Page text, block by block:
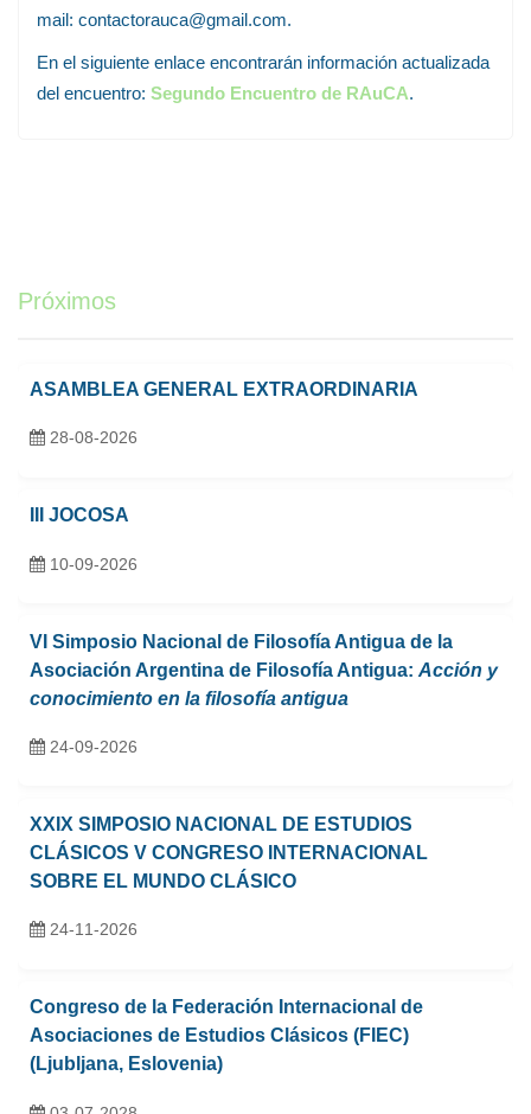
mail: contactorauca@gmail.com.
En el siguiente enlace encontrarán información actualizada
del encuentro: Segundo Encuentro de RAuCA.
Próximos
ASAMBLEA GENERAL EXTRAORDINARIA
28-08-2026
III JOCOSA
10-09-2026
VI Simposio Nacional de Filosofía Antigua de la
Asociación Argentina de Filosofía Antigua:Acción y
conocimiento en la filosofía antigua
24-09-2026
XXIX SIMPOSIO NACIONAL DE ESTUDIOS
CLÁSICOS V CONGRESO INTERNACIONAL
SOBRE EL MUNDO CLÁSICO
24-11-2026
Congreso de la Federación Internacional de
Asociaciones de Estudios Clásicos (FIEC)
(Ljubljana, Eslovenia)